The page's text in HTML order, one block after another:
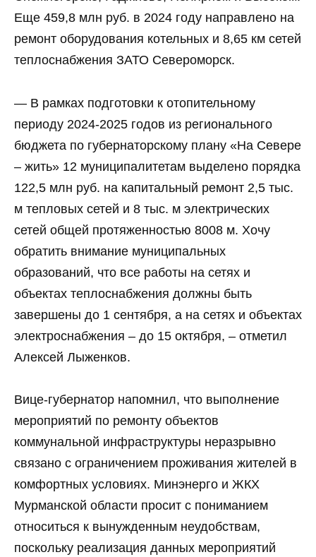
Еще 459,8 млн руб. в 2024 году направлено на
ремонт оборудования котельных и 8,65 км сетей
теплоснабжения ЗАТО Североморск.
— В рамках подготовки к отопительному
периоду 2024-2025 годов из регионального
бюджета по губернаторскому плану «На Севере
– жить» 12 муниципалитетам выделено порядка
122,5 млн руб. на капитальный ремонт 2,5 тыс.
м тепловых сетей и 8 тыс. м электрических
сетей общей протяженностью 8008 м. Хочу
обратить внимание муниципальных
образований, что все работы на сетях и
объектах теплоснабжения должны быть
завершены до 1 сентября, а на сетях и объектах
электроснабжения – до 15 октября, – отметил
Алексей Лыженков.
Вице-губернатор напомнил, что выполнение
мероприятий по ремонту объектов
коммунальной инфраструктуры неразрывно
связано с ограничением проживания жителей в
комфортных условиях. Минэнерго и ЖКХ
Мурманской области просит с пониманием
относиться к вынужденным неудобствам,
поскольку реализация данных мероприятий